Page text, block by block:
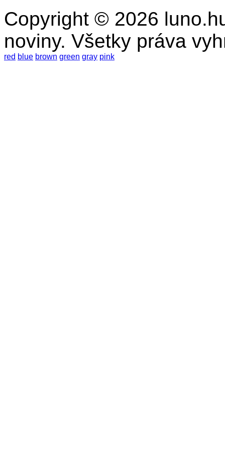
Copyright © 2026
noviny. Všetky práva
red blue brown green gray pink